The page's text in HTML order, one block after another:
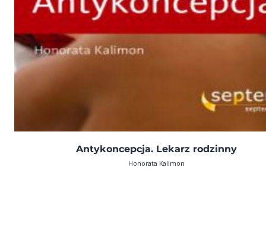
Antykoncepcja. Lekarz rodzinny
Honorata Kalimon